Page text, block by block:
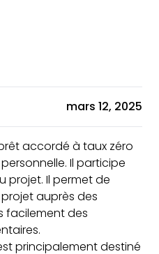
mars 12, 2025
accordé à taux zéro
Il participe
projet. Il permet de
auprès des
facilement des
principalement destiné